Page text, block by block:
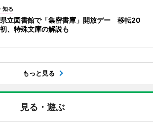
知る
立図書館で「集密書庫」開放デー 移転20
、特殊文庫の解説も
もっと見る
見る・遊ぶ